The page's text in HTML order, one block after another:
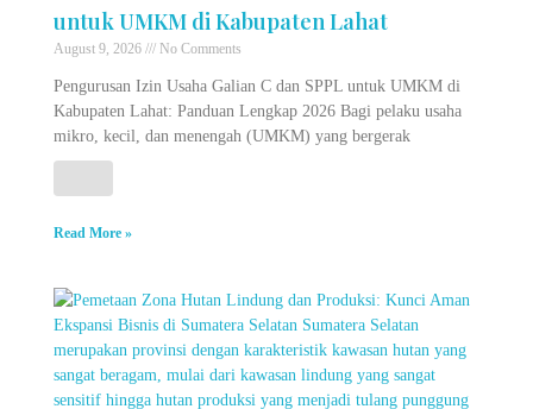
untuk UMKM di Kabupaten Lahat
August 9, 2026 No Comments
Pengurusan Izin Usaha Galian C dan SPPL untuk UMKM di
Kabupaten Lahat: Panduan Lengkap 2026 Bagi pelaku usaha
mikro, kecil, dan menengah (UMKM) yang bergerak
Read More »